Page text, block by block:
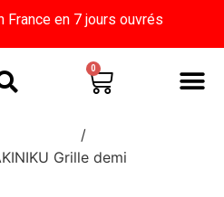
France en 7 jours ouvrés
0
/
Grille demi